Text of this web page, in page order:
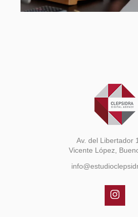
Av. del Libertador
Vicente López,